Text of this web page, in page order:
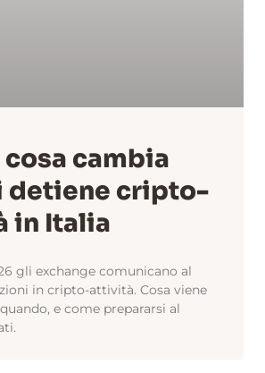
cosa cambia
detiene cripto-
in Italia
gli exchange comunicano al
in cripto-attività. Cosa viene
e come prepararsi al